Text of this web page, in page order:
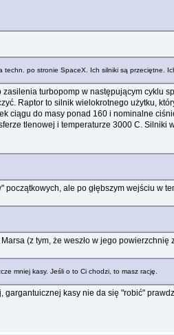
po stronie SpaceX. Ich silniki są przeciętne.
turbopomp w następującym cyklu
Raptor to silnik wielokrotnego użytku,
ciągu do masy ponad 160 i nominalne
tlenowej i temperaturze 3000 C.
ale po głębszym wejściu w
(z tym, że weszło w jego powierzchnię
mniej kasy. Jeśli o to Ci chodzi, to masz rację.
kasy nie da się "robić"